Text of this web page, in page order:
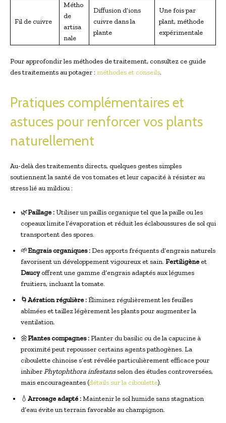
Fil de cuivre
Métho
de
artisa
nale
Diffusion d’ions
cuivre dans la
plante
Une fois par
plant, méthode
expérimentale
Pour approfondir les méthodes de traitement, consultez ce guide
des traitements au potager : méthodes et conseils.
Pratiques complémentaires et
astuces pour renforcer vos plants
naturellement
Au-delà des traitements directs, quelques gestes simples
soutiennent la santé de vos tomates et leur capacité à résister au
stress lié au mildiou :
🌿Paillage : Utiliser un paillis organique tel que la paille ou les
copeaux limite l’évaporation et réduit les éclaboussures de sol qui
transportent des spores.
🌱Engrais organiques :Des apports fréquents d’engrais naturels
favorisent un développement vigoureux et sain. Fertiligène et
Daucyoffrent une gamme d’engrais adaptés aux légumes
fruitiers, incluant la tomate.
🌀Aération régulière :Éliminez régulièrement les feuilles
abîmées et taillez légèrement les plants pour augmenter la
ventilation.
🌼Plantes compagnes :Planter du basilic ou de la capucine à
proximité peut repousser certains agents pathogènes. La
ciboulette chinoise s’est révélée particulièrement efficace pour
inhiberPhytophthora infestansselon des études controversées,
mais encourageantes (détails sur la ciboulette).
💧 Arrosage adapté :Maintenir le sol humide sans stagnation
d’eau évite un terrain favorable au champignon.